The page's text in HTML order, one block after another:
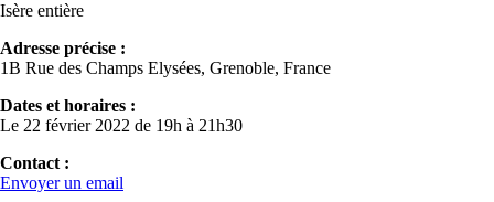
Isère entière
Adresse précise :
1B Rue des Champs Elysées, Grenoble, France
Dates et horaires :
Le 22 février 2022 de 19h à 21h30
Contact :
Envoyer un email